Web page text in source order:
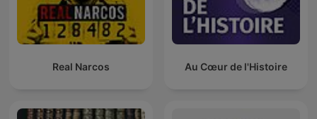
Real Narcos Au Cœur de l'Histoire